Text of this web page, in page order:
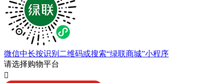
微信中长按识别二维码或搜索“绿联商城”小程序
请选择购物平台
